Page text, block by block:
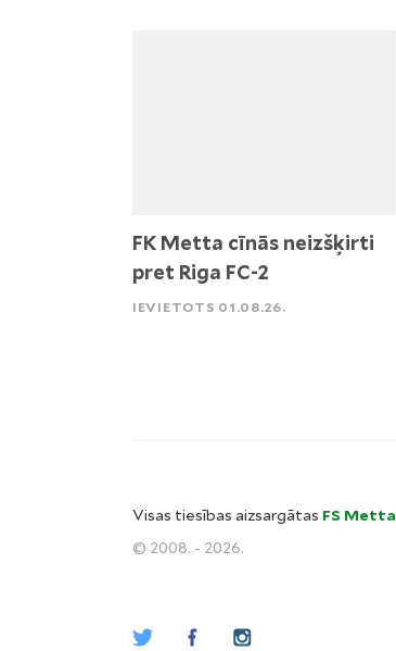
FK Metta cīnās neizšķirti
pret Riga FC-2
IEVIETOTS 01.08.26.
Visas tiesības aizsargātas FS Metta
© 2008. - 2026.